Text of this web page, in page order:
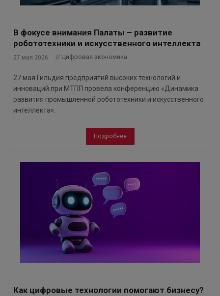
В фокусе внимания Палаты – развитие
робототехники и искусственного интеллекта
27 мая 2026 // Цифровая экономика
27 мая Гильдия предприятий высоких технологий и
инноваций при МТПП провела конференцию «Динамика
развития промышленной робототехники и искусственного
интеллекта».
Подробнее
Как цифровые технологии помогают бизнесу?